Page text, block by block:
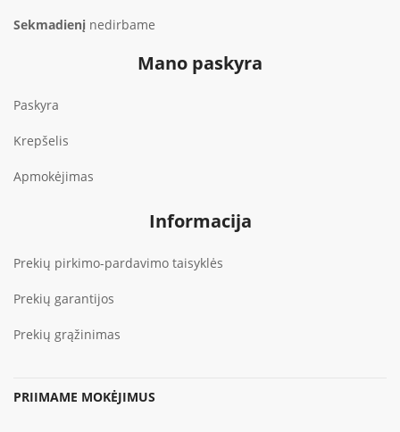
Sekmadienį nedirbame
Mano paskyra
Paskyra
Krepšelis
Apmokėjimas
Informacija
Prekių pirkimo-pardavimo taisyklės
Prekių garantijos
Prekių grąžinimas
PRIIMAME MOKĖJIMUS